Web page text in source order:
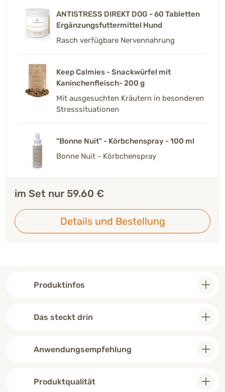
ANTISTRESS DIREKT DOG - 60 Tabletten
Ergänzungsfuttermittel Hund
Rasch verfügbare Nervennahrung
Keep Calmies - Snackwürfel mit
Kaninchenfleisch- 200 g
Mit ausgesuchten Kräutern in besonderen
Stresssituationen
"Bonne Nuit" - Körbchenspray - 100 ml
Bonne Nuit - Körbchenspray
im Set nur 59.60 €
Details und Bestellung
Produktinfos
Das steckt drin
Anwendungsempfehlung
Produktqualität